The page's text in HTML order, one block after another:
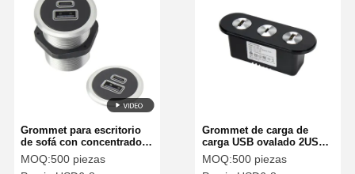
Grommet para escritorio
de sofá con concentrador
USB y cargador
inalámbrico QC3.0 para
MOQ:500 piezas
Grommet de carga de
carga USB ovalado 2USBA
1USBC 20W de salida
MOQ:500 piezas